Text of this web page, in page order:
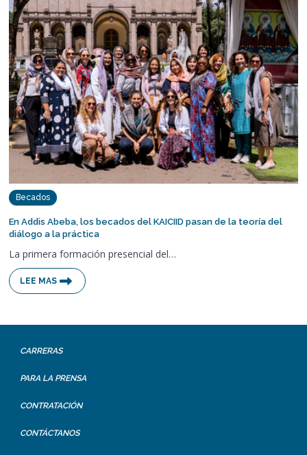
Becados
En Addis Abeba, los becados del KAICIID pasan de la teoría del
diálogo a la práctica
La primera formación presencial del…
LEE MAS
CARRERAS
PARA LA PRENSA
CONTRATACIÓN
CONTÁCTANOS